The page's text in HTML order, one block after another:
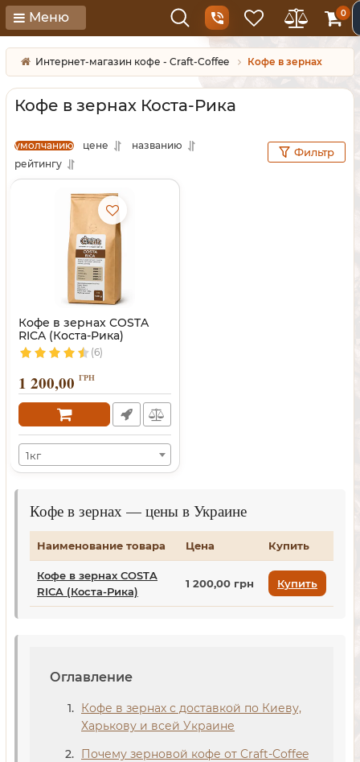
Меню 0
Интернет-магазин кофе - Craft-Coffee Кофе в зернах
Кофе в зернах Коста-Рика
умолчанию цене
названию
рейтингу
Фильтр
Кофе в зернах COSTA
RICA (Коста-Рика)
(6)
1 200,00 ГРН
1кг
Кофе в зернах — цены в Украине
Наименование товара Цена Купить
Кофе в зернах COSTA
RICA (Коста-Рика)
1 200,00 грн Купить
Оглавление
Кофе в зернах с доставкой по Киеву,
Харькову и всей Украине
Почему зерновой кофе от Craft-Coffee